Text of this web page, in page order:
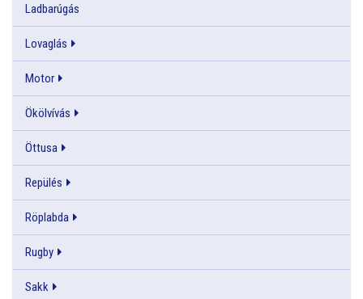
Ladbarúgás
Lovaglás
Motor
Ökölvívás
Öttusa
Repülés
Röplabda
Rugby
Sakk